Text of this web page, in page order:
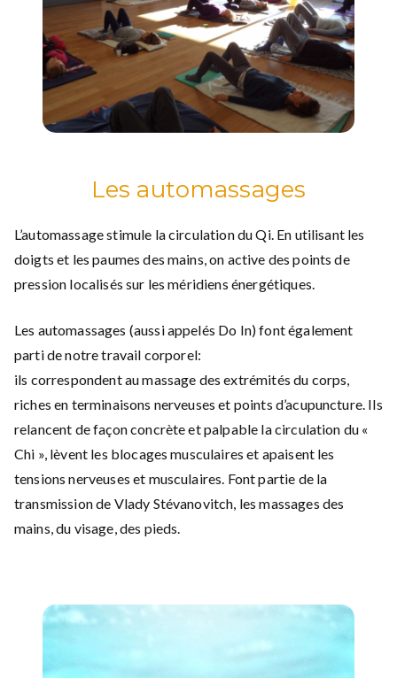
Les automassages
L’automassage stimule la circulation du Qi. En utilisant les
doigts et les paumes des mains, on active des points de
pression localisés sur les méridiens énergétiques.
Les automassages (aussi appelés Do In) font également
parti de notre travail corporel:
ils correspondent au massage des extrémités du corps,
riches en terminaisons nerveuses et points d’acupuncture. Ils
relancent de façon concrète et palpable la circulation du «
Chi », lèvent les blocages musculaires et apaisent les
tensions nerveuses et musculaires. Font partie de la
transmission de Vlady Stévanovitch, les massages des
mains, du visage, des pieds.